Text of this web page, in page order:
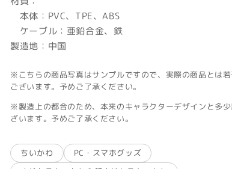
本体：PVC、TPE、ABS
ケーブル：亜鉛合金、鉄
製造地：中国
※こちらの商品写真はサンプルですので、実際の商品とは
ございます。予めご了承ください。
※製造上の都合のため、本来のキャラクターデザインと多
ざいます。予めご了承ください。
ちいかわ
PC・スマホグッズ